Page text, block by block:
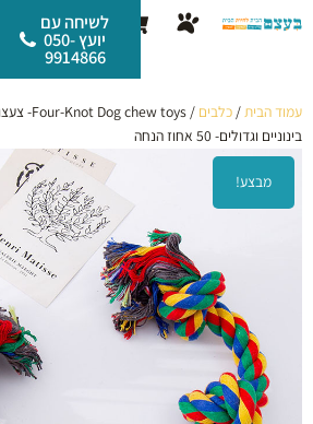
לתוכן
עגלת
קניות
לשיחה עם
יועץ 050-
9914866
עמוד הבית/ כלבים
בינוניים וגדולים- 50 אחוז הנחה
מבצע!